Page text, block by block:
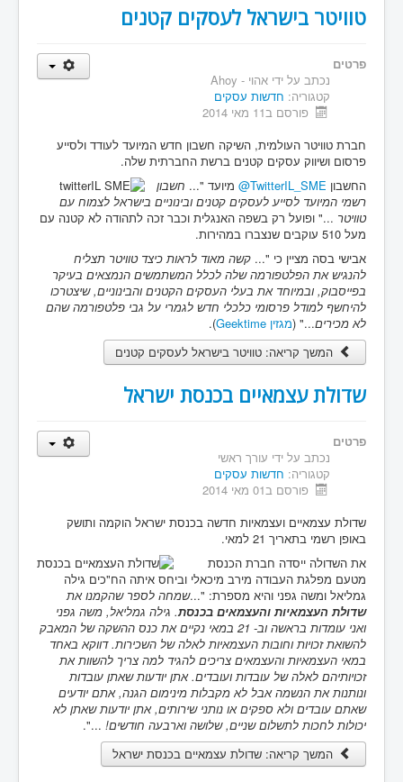
טוויטר בישראל לעסקים קטנים
פרטים
נכתב על ידי אהוי - Ahoy
קטגוריה: חדשות עסקים
פורסם ב11 מאי 2014
חברת טוויטר העולמית, השיקה חשבון חדש המיועד לעודד ולסייע
פרסום ושיווק עסקים קטנים ברשת החברתית שלה.
החשבון @TwitterIL_SME מיועד "... חשבון
רשמי המיועד לסייע לעסקים קטנים ובינוניים בישראל לצמוח עם
טוויטר ..." ופועל רק בשפה האנגלית וכבר זכה לתהודה לא קטנה עם
מעל 510 עוקבים שנצברו במהירות.
אבישי בסה מציין כי "... קשה מאוד לראות כיצד טוויטר תצליח
להנגיש את הפלטפורמה שלה לכלל המשתמשים הנמצאים בעיקר
בפייסבוק, ובמיוחד את בעלי העסקים הקטנים והבינוניים, שיצטרכו
להיחשף למודל פרסומי כלכלי חדש לגמרי על גבי פלטפורמה שהם
לא מכירים..." (מגזין Geektime
).
המשך קריאה: טוויטר בישראל לעסקים קטנים
שדולת עצמאיים בכנסת ישראל
פרטים
נכתב על ידי עורך ראשי
קטגוריה: חדשות עסקים
פורסם ב01 מאי 2014
שדולת עצמאיים ועצמאיות חדשה בכנסת ישראל הוקמה ותושק
באופן רשמי בתאריך 21 למאי.
את השדולה ייסדה חברת הכנסת
מטעם מפלגת העבודה מירב מיכאלי וביחס איתה הח"כים גילה
גמליאל ומשה גפני והיא מספרת: "...שמחה לספר שהקמנו את
שדולת העצמאיות והעצמאים בכנסת. גילה גמליאל, משה גפני
ואני עומדות בראשה וב- 21 במאי נקיים את כנס ההשקה של המאבק
להשואת זכויות וחובות העצמאיות לאלה של השכירות. דווקא באחד
במאי העצמאיות והעצמאים צריכים להגיד למה צריך להשוות את
זכויותיהם לאלה של עובדות ועובדים. אתן יודעות שאתן עובדות
ונותנות את הנשמה אבל לא מקבלות מינימום הגנה, אתם יודעים
שאתם עובדים ולא ספקים או נותני שירותים, אתן יודעות שאתן לא
יכולות לחכות לתשלום שניים, שלושה וארבעה חודשים! ...".
המשך קריאה: שדולת עצמאיים בכנסת ישראל